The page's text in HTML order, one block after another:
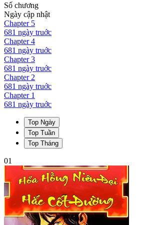
Số chương
Ngày cập nhật
Chapter 5
681 ngày truớc
Chapter4
681 ngày truớc
Chapter3
681 ngày truớc
Chapter 2
681 ngày truớc
Chapter 1
681 ngày truớc
Top Ngày
Top Tuần
Top Tháng
01